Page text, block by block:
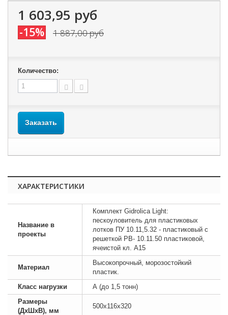
1 603,95 руб
-15% 1 887,00 руб
Количество:
Заказать
ХАРАКТЕРИСТИКИ
Название в
проекты
Комплект Gidrolica Light:
пескоуловитель для пластиковых
лотков ПУ 10.11,5.32 - пластиковый с
решеткой РВ- 10.11.50 пластиковой,
ячеистой кл. A15
Материал
Высокопрочный, морозостойкий
пластик.
Класс нагрузки
А (до 1,5 тонн)
Размеры
(ДхШхВ), мм
500х116х320